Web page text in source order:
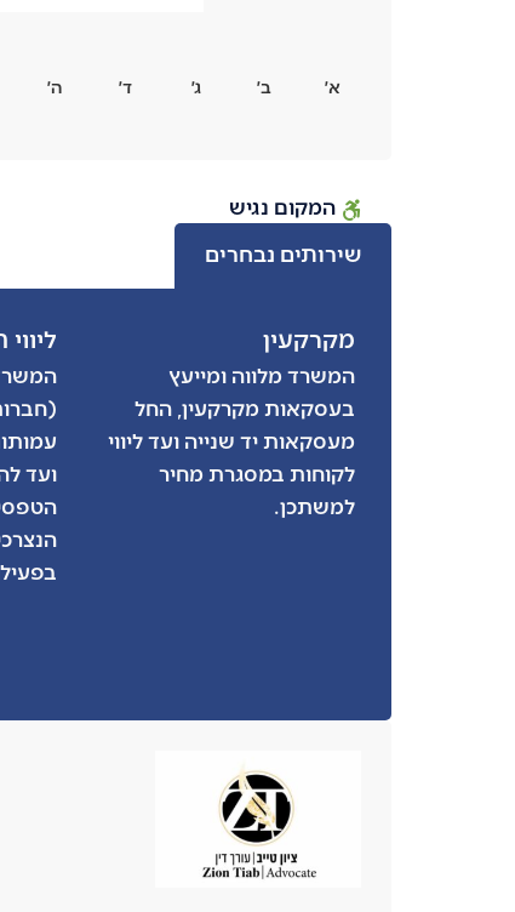
א׳ ב׳ ג׳ ד׳ ה׳
המקום נגיש
שירותים נבחרים
מקרקעין
המשרד מלווה ומייעץ
בעסקאות מקרקעין, החל
מעסקאות יד שנייה ועד ליווי
לקוחות במסגרת מחיר
למשתכן.
ועד